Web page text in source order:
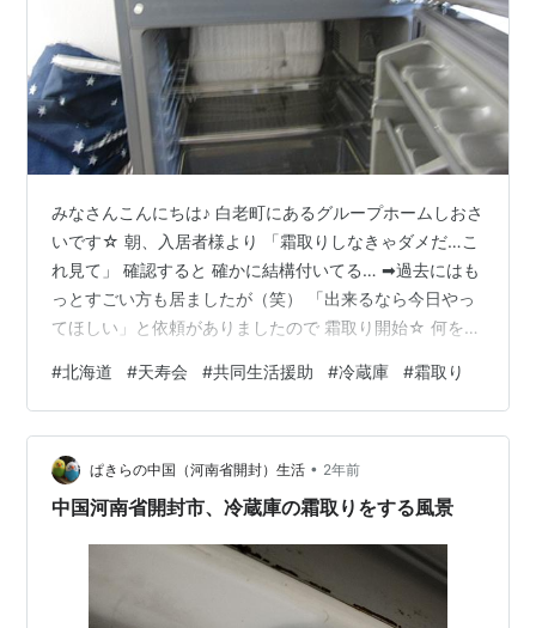
みなさんこんにちは♪ 白老町にあるグループホームしおさ
いです☆ 朝、入居者様より 「霜取りしなきゃダメだ…こ
れ見て」 確認すると 確かに結構付いてる… ➡過去にはも
っとすごい方も居ましたが（笑） 「出来るなら今日やっ
てほしい」と依頼がありましたので 霜取り開始☆ 何をす
融けて水が漏れないように定期的に確認するだけです♪ 1
時間後に確認に行くと 少し剥がれ落ちている👀 これはと
思い剥がしてみると きれいサッパリ(*^^)v 氷も大きいま
まキレイに剥がれる👍 これは気持ちいい（笑） 取れた氷
がこちら♪ 今日は暖かいのですぐに融けるでしょう♪ …
#北海道 #天寿会 #共同生活援助 #冷蔵庫 #霜取り
ぱきらの中国（河南省開封）生活 • 2年前
中国河南省開封市、冷蔵庫の霜取りをする風景